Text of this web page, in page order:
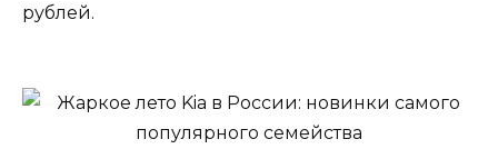
рублей.